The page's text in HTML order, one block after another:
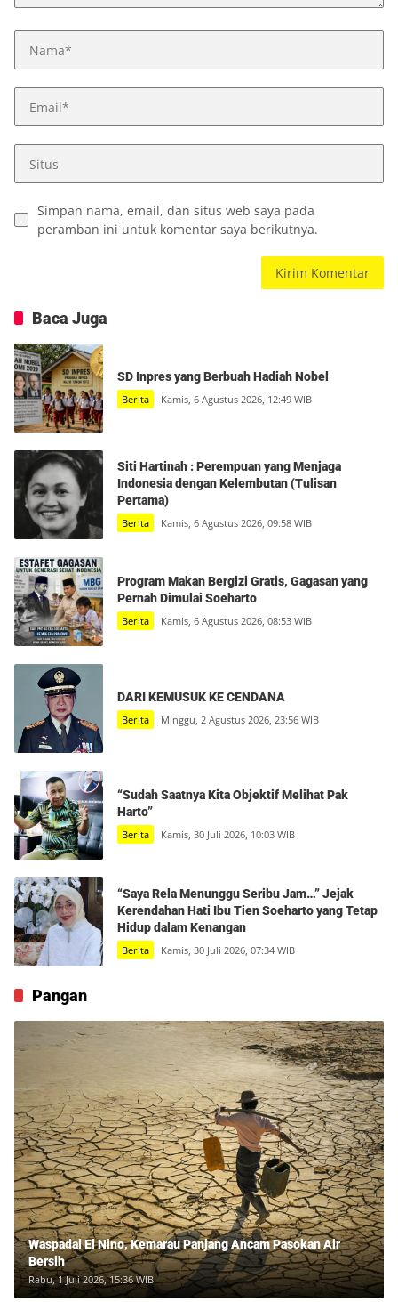
Simpan nama, email, dan situs web saya pada
peramban ini untuk komentar saya berikutnya.
Baca Juga
SD Inpres yang Berbuah Hadiah Nobel
Berita Kamis, 6 Agustus 2026, 12:49 WIB
Siti Hartinah : Perempuan yang Menjaga
Indonesia dengan Kelembutan (Tulisan
Pertama)
Berita Kamis, 6 Agustus 2026, 09:58 WIB
Program Makan Bergizi Gratis, Gagasan yang
Pernah Dimulai Soeharto
Berita Kamis, 6 Agustus 2026, 08:53 WIB
DARI KEMUSUK KE CENDANA
Berita Minggu, 2 Agustus 2026, 23:56 WIB
“Sudah Saatnya Kita Objektif Melihat Pak
Harto”
Berita Kamis, 30 Juli 2026, 10:03 WIB
“Saya Rela Menunggu Seribu Jam…” Jejak
Kerendahan Hati Ibu Tien Soeharto yang Tetap
Hidup dalam Kenangan
Berita Kamis, 30 Juli 2026, 07:34 WIB
Pangan
Waspadai El Nino, Kemarau Panjang Ancam Pasokan Air
Bersih
Rabu, 1 Juli 2026, 15:36 WIB